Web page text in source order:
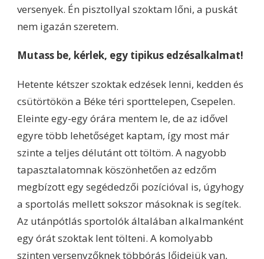
versenyek. Én pisztollyal szoktam lőni, a puskát
nem igazán szeretem.
Mutass be, kérlek, egy tipikus edzésalkalmat!
Hetente kétszer szoktak edzések lenni, kedden és
csütörtökön a Béke téri sporttelepen, Csepelen.
Eleinte egy-egy órára mentem le, de az idővel
egyre több lehetőséget kaptam, így most már
szinte a teljes délutánt ott töltöm. A nagyobb
tapasztalatomnak köszönhetően az edzőm
megbízott egy segédedzői pozícióval is, úgyhogy
a sportolás mellett sokszor másoknak is segítek.
Az utánpótlás sportolók általában alkalmanként
egy órát szoktak lent tölteni. A komolyabb
szinten versenyzőknek többórás lőidejük van,